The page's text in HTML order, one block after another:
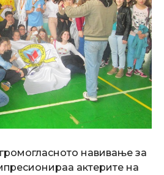
навивање за
актерите на